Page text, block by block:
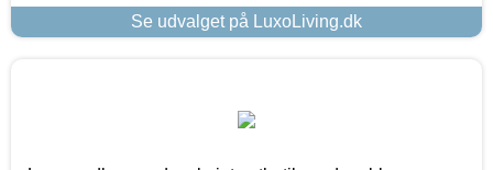
Se udvalget på LuxoLiving.dk